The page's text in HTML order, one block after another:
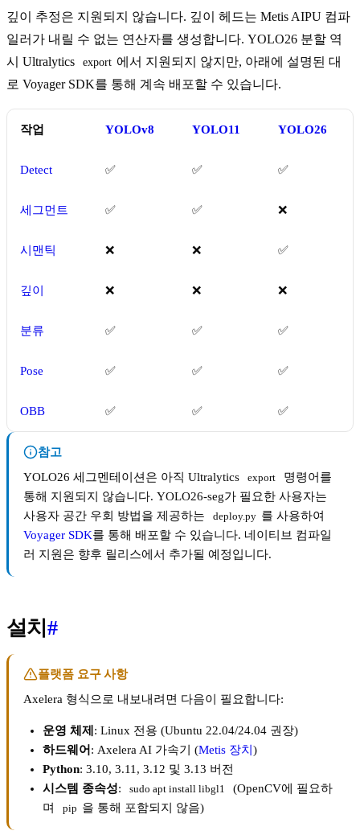
깊이 추정은 지원되지 않습니다. 깊이 헤드는 Metis AIPU 컴파
일러가 내릴 수 없는 연산자를 생성합니다. YOLO26 분할 역
시 Ultralytics
export 에서 지원되지 않지만, 아래에 설명된 대
로 Voyager SDK를 통해 계속 배포할 수 있습니다.
작업 YOLOv8 YOLO11 YOLO26
Detect ✅ ✅ ✅
세그먼트 ✅ ✅ ❌
시맨틱 ❌ ❌ ✅
깊이 ❌ ❌ ❌
분류 ✅ ✅ ✅
Pose ✅ ✅ ✅
OBB ✅ ✅ ✅
참고
YOLO26 세그멘테이션은 아직 Ultralytics
export
명령어를
통해 지원되지 않습니다. YOLO26-seg가 필요한 사용자는
사용자 공간 우회 방법을 제공하는
deploy.py 를 사용하여
Voyager SDK를 통해 배포할 수 있습니다. 네이티브 컴파일
러 지원은 향후 릴리스에서 추가될 예정입니다.
설치 #
플랫폼 요구 사항
Axelera 형식으로 내보내려면 다음이 필요합니다:
운영 체제 : Linux 전용 (Ubuntu 22.04/24.04 권장)
하드웨어 : Axelera AI 가속기 (Metis 장치 )
Python: 3.10, 3.11, 3.12 및 3.13 버전
시스템 종속성: sudo apt install libgl1
(OpenCV에 필요하
며
pip 을 통해 포함되지 않음)